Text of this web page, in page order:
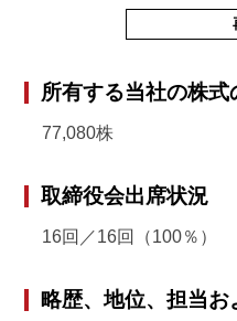
当社社長執行役員COO
所有する当社の株式
77,080株
取締役会出席状況
16回／16回（100％）
略歴、地位、担当